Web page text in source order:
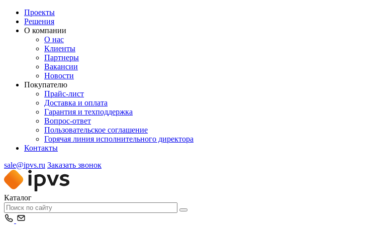
Проекты
Решения
О компании
О нас
Клиенты
Партнеры
Вакансии
Новости
Покупателю
Прайс-лист
Доставка и оплата
Гарантия и техподдержка
Вопрос-ответ
Пользовательское соглашение
Горячая линия исполнительного директора
Контакты
sale@ipvs.ru Заказать звонок
Каталог